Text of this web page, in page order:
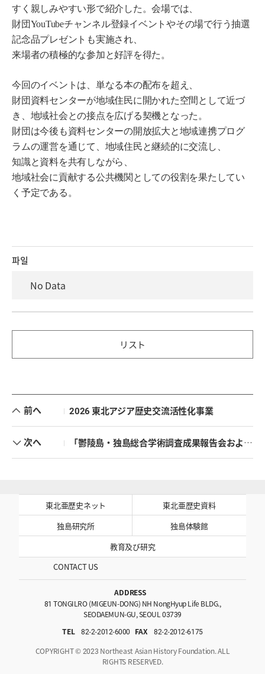
すく親しみやすい形で紹介した。会場では、
財団YouTubeチャンネル登録イベントやその場で行う抽選
記念品プレゼントも実施され、
来場者の積極的な参加と好評を得た。
今回のイベントは、単なる本の配布を超え、
財団資料センターが地域住民に開かれた空間として近づ
き、地域社会との接点を広げる契機となった。
財団は今後も資料センターの開放拡大と地域連携プログ
ラムの運営を通じて、地域住民と継続的に交流し、
知識と資料を共有しながら、
地域社会に貢献する公共機関としての役割を果たしてい
く予定である。
파일
No Data
リスト
前へ 2026 東北アジア歴史交流活性化事業
次へ 「鬱陵島・独島総合学術調査成果報告会および学術会議」を開催
東北亜歴史ネット
東北亜歴史資料
独島研究所
独島体験館
教育及び研究
CONTACT US
ADDRESS
81 TONGILRO (MIGEUN-DONG) NH NongHyup Life BLDG.,
SEODAEMUN-GU, SEOUL 03739
TEL
82-2-2012-6000 FAX
82-2-2012-6175
COPYRIGHT © 2023 Northeast Asian History Foundation. ALL
RIGHTS RESERVED.